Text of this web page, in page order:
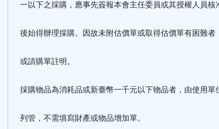
一以下之採購，應事先簽報本會主任委員或其授權人員核
後始得辦理採購。因故未附估價單或取得估價單有困難者
或請購單註明。
採購物品為消耗品或新臺幣一千元以下物品者，由使用單
列管，不需填寫財產或物品增加單。